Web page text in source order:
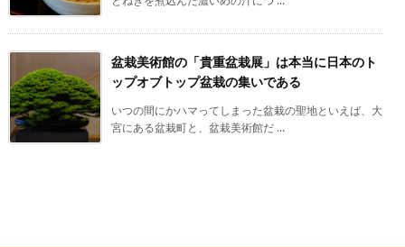
盆栽美術館の「貴重盆栽展」は本当に日本のト
ップオブトップ盆栽の集いである
いつの間にかハマってしまった盆栽の聖地といえば、大
宮にある盆栽町と、盆栽美術館だ ...